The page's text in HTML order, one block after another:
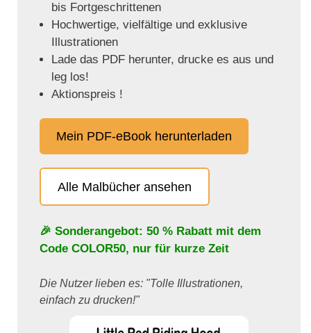
bis Fortgeschrittenen
Hochwertige, vielfältige und exklusive
Illustrationen
Lade das PDF herunter, drucke es aus und
leg los!
Aktionspreis !
Mein PDF-eBook herunterladen
Alle Malbücher ansehen
🎉 Sonderangebot: 50 % Rabatt mit dem
Code COLOR50, nur für kurze Zeit
Die Nutzer lieben es: "Tolle Illustrationen,
einfach zu drucken!"